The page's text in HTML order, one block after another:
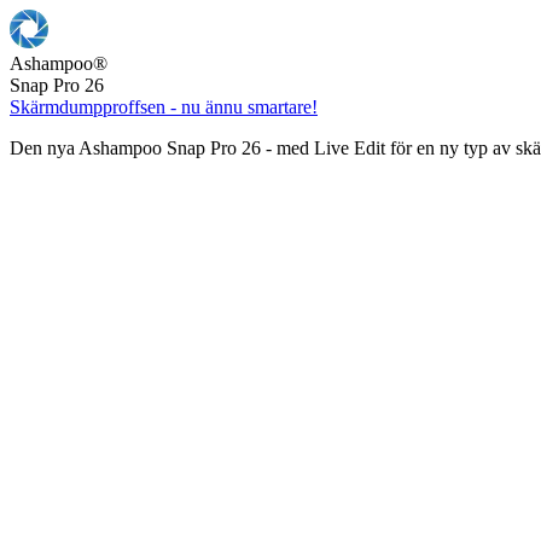
Ashampoo®
Snap Pro 26
Skärmdumpproffsen - nu ännu smartare!
Den nya Ashampoo Snap Pro 26 - med Live Edit för en ny typ av